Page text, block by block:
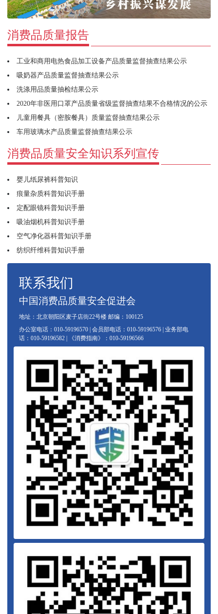
消费品质量报告
工业和商用电热食品加工设备产品质量监督抽查结果公示
吸奶器产品质量监督抽查结果公示
洗涤用品质量抽检结果公示
2020年非医用口罩产品质量省级监督抽查结果不合格情况的公示
儿童用餐具（密胺餐具）质量监督抽查结果公示
车用玻璃水产品质量监督抽查结果公示
消费品质量安全知识系列宣传
婴儿纸尿裤科普知识
痕量杂质科普知识手册
定配眼镜科普知识手册
吸油烟机科普知识手册
空气净化器科普知识手册
纺织纤维科普知识手册
联系我们
中国消费品质量安全促进会
地址：北京朝阳区麦子店街22号楼 邮编：100125
办公室电话：010-59196570 | 会员部电话：010-59196576 | 业务部电
话：010-59196582 | 《消费指南》：010-59196566